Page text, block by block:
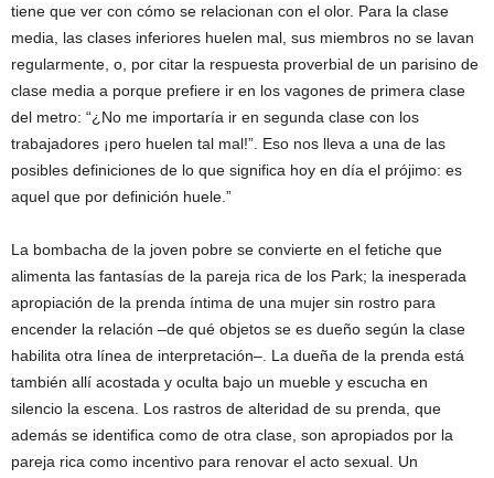
tiene que ver con cómo se relacionan con el olor. Para la clase
media, las clases inferiores huelen mal, sus miembros no se lavan
regularmente, o, por citar la respuesta proverbial de un parisino de
clase media a porque prefiere ir en los vagones de primera clase
del metro: “¿No me importaría ir en segunda clase con los
trabajadores ¡pero huelen tal mal!”. Eso nos lleva a una de las
posibles definiciones de lo que significa hoy en día el prójimo: es
aquel que por definición huele.”
La bombacha de la joven pobre se convierte en el fetiche que
alimenta las fantasías de la pareja rica de los Park; la inesperada
apropiación de la prenda íntima de una mujer sin rostro para
encender la relación –de qué objetos se es dueño según la clase
habilita otra línea de interpretación–. La dueña de la prenda está
también allí acostada y oculta bajo un mueble y escucha en
silencio la escena. Los rastros de alteridad de su prenda, que
además se identifica como de otra clase, son apropiados por la
pareja rica como incentivo para renovar el acto sexual. Un